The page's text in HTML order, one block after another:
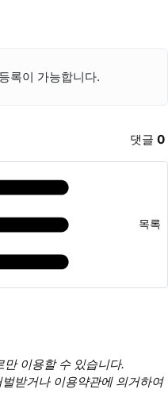
록이 가능합니다.
댓글 0
목록
이용할 수 있습니다.
받거나 이용약관에 의거하여